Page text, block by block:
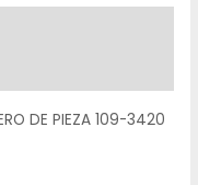
DE PIEZA 109-3420